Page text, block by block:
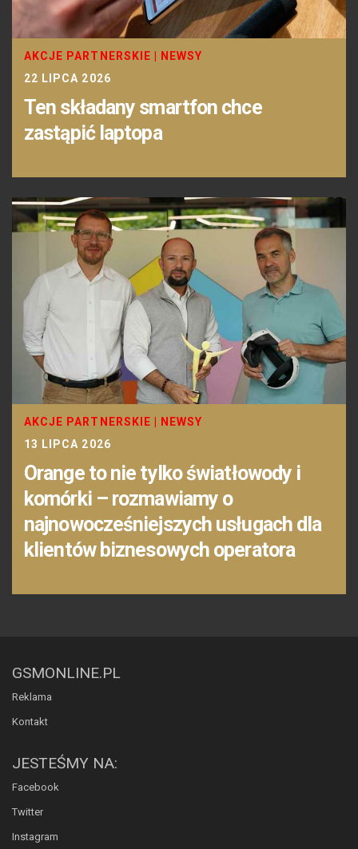
AKCJE PARTNERSKIE
NEWSY
22 LIPCA 2026
Ten składany smartfon chce
zastąpić laptopa
AKCJE PARTNERSKIE
NEWSY
13 LIPCA 2026
Orange to nie tylko światłowody i
komórki – rozmawiamy o
najnowocześniejszych usługach dla
klientów biznesowych operatora
GSMONLINE.PL
Reklama
Kontakt
JESTEŚMY NA:
Facebook
Twitter
Instagram